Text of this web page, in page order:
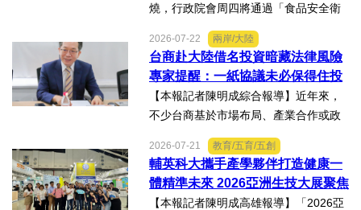
缺嚇阻力、第一線缺乏足夠的人力
燒，行政院會周四將通過「食品安全衛
說明十大修法重點，其中增訂地方主管
機關風險導向查核機制、強化業者異常
通報責任及加重通報不實處...
2026-07-22 兩岸/大陸
台商赴大陸借名投資暗藏法律風險
專家提醒：一紙協議未必保得住投
資權益
【本報記者陳明成綜合報導】近年來，
不少台商基於市場布局、產業合作或政
陸。然而，看似便利的投資模式，卻可
能隱藏股權歸屬、投資收益、經營控制
權及法律責任等風險，一旦...
2026-07-21 教育/五育/五創
輔英科大攜手產學夥伴打造健康一
體精準未來 2026亞洲生技大展聚焦
精準健康創新實力
【本報記者陳明成高雄報導】「2026亞